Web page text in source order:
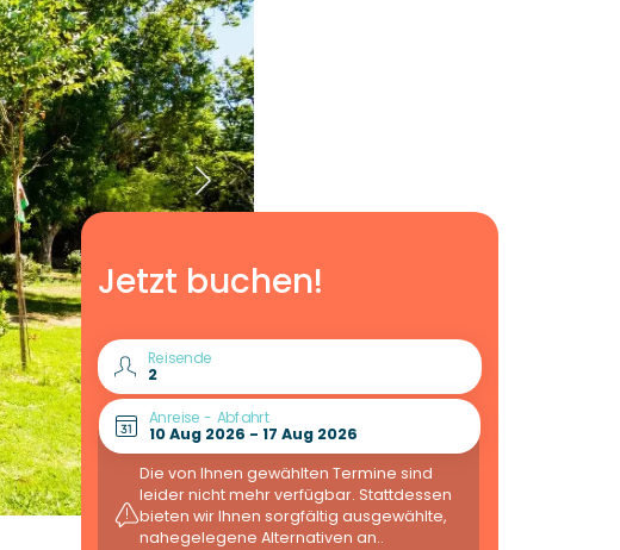
Jetzt buchen!
Reisende
Anreise - Abfahrt
Die von Ihnen gewählten Termine sind
leider nicht mehr verfügbar. Stattdessen
bieten wir Ihnen sorgfältig ausgewählte,
nahegelegene Alternativen an..